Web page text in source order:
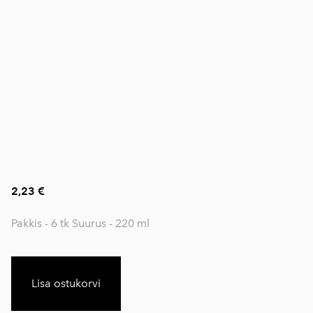
2,23 €
Pakkis - 6 tk Suurus - 220 ml
Lisa ostukorvi